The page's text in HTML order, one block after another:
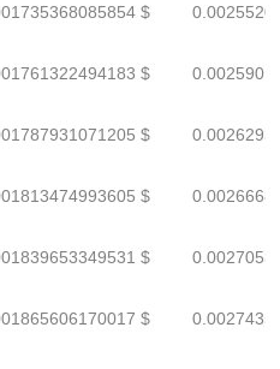
$
$
$
$
$
$